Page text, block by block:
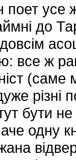
усе
до
все ж
(саме
різні
бути
одну